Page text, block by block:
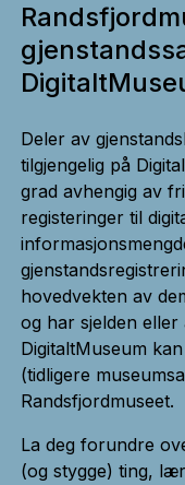
Deler av
tilgjengelig på
grad avhengig av
registeringer til
hovedvekten av
og har sjelden
DigitaltMuseum
(tidligere
Randsfjordmuseet.
La deg forundre
(og stygge) ting,